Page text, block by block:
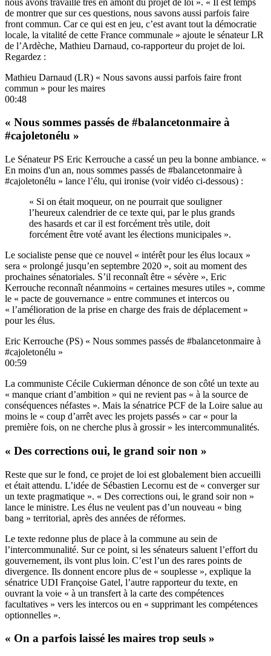
de montrer que sur ces questions, nous savons aussi parfois faire
front commun. Car ce qui est en jeu, c’est avant tout la démocratie
locale, la vitalité de cette France communale » ajoute le sénateur LR
de l’Ardèche, Mathieu Darnaud, co-rapporteur du projet de loi.
Regardez :
Mathieu Darnaud (LR) « Nous savons aussi parfois faire front
commun » pour les maires
00:48
« Nous sommes passés de #balancetonmaire à
#cajoletonélu »
Le Sénateur PS Eric Kerrouche a cassé un peu la bonne ambiance. «
En moins d'un an, nous sommes passés de #balancetonmaire à
#cajoletonélu » lance l’élu, qui ironise (voir vidéo ci-dessous) :
« Si on était moqueur, on ne pourrait que souligner
l’heureux calendrier de ce texte qui, par le plus grands
des hasards et car il est forcément très utile, doit
forcément être voté avant les élections municipales ».
Le socialiste pense que ce nouvel « intérêt pour les élus locaux »
sera « prolongé jusqu’en septembre 2020 », soit au moment des
prochaines sénatoriales. S’il reconnaît être « sévère », Eric
Kerrouche reconnaît néanmoins « certaines mesures utiles », comme
le « pacte de gouvernance » entre communes et intercos ou
« l’amélioration de la prise en charge des frais de déplacement »
pour les élus.
Eric Kerrouche (PS) « Nous sommes passés de #balancetonmaire à
#cajoletonélu »
00:59
La communiste Cécile Cukierman dénonce de son côté un texte au
« manque criant d’ambition » qui ne revient pas « à la source de
conséquences néfastes ». Mais la sénatrice PCF de la Loire salue au
moins le « coup d’arrêt avec les projets passés » car « pour la
première fois, on ne cherche plus à grossir » les intercommunalités.
« Des corrections oui, le grand soir non »
Reste que sur le fond, ce projet de loi est globalement bien accueilli
et était attendu. L’idée de Sébastien Lecornu est de « converger sur
un texte pragmatique ». « Des corrections oui, le grand soir non »
lance le ministre. Les élus ne veulent pas d’un nouveau « bing
bang » territorial, après des années de réformes.
Le texte redonne plus de place à la commune au sein de
l’intercommunalité. Sur ce point, si les sénateurs saluent l’effort du
gouvernement, ils vont plus loin. C’est l’un des rares points de
divergence. Ils donnent encore plus de « souplesse », explique la
sénatrice UDI Françoise Gatel, l’autre rapporteur du texte, en
ouvrant la voie « à un transfert à la carte des compétences
facultatives » vers les intercos ou en « supprimant les compétences
optionnelles ».
« On a parfois laissé les maires trop seuls »